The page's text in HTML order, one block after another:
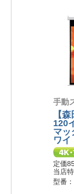
手動
【
120
マッ
ワイ
定価
当店
型番